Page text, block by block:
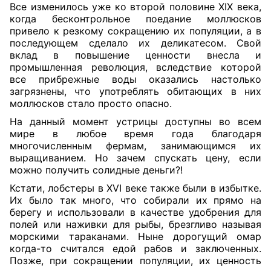
Все изменилось уже ко второй половине XIX века,
когда бесконтрольное поедание моллюсков
привело к резкому сокращению их популяции, а в
последующем сделало их деликатесом. Свой
вклад в повышение ценности внесла и
промышленная революция, вследствие которой
все прибрежные воды оказались настолько
загрязнены, что употреблять обитающих в них
моллюсков стало просто опасно.
На данный момент устрицы доступны во всем
мире в любое время года благодаря
многочисленным фермам, занимающимся их
выращиванием. Но зачем спускать цену, если
можно получить солидные деньги?!
Кстати, лобстеры в XVI веке также были в избытке.
Их было так много, что собирали их прямо на
берегу и использовали в качестве удобрения для
полей или наживки для рыбы, брезгливо называя
морскими тараканами. Ныне дорогущий омар
когда-то считался едой рабов и заключенных.
Позже, при сокращении популяции, их ценность